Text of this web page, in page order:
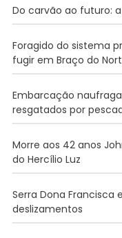
Do carvão ao futuro:
Foragido do sistema
fugir em Braço do
Embarcação
resgatados por
Morre aos 42 anos
do Hercílio Luz
Serra Dona
deslizamentos